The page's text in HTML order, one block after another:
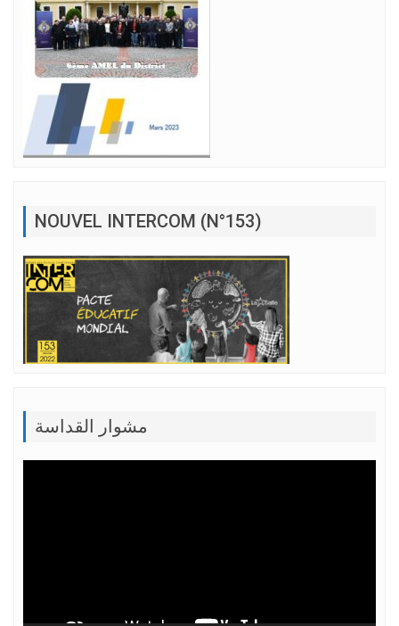
NOUVEL INTERCOM (N°153)
مشوار القداسة